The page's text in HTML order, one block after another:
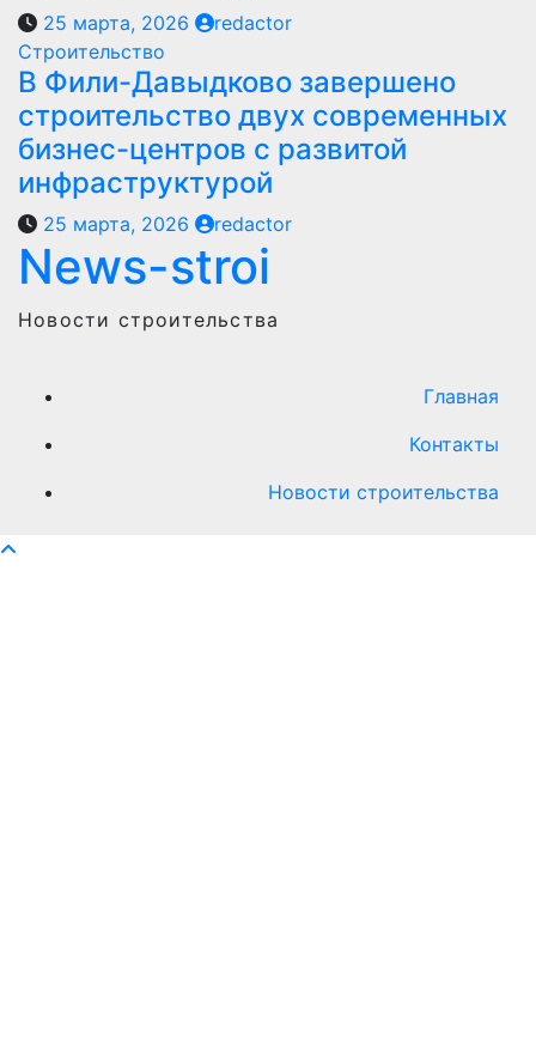
25 марта, 2026
redactor
Строительство
В Фили-Давыдково завершено
строительство двух современных
бизнес-центров с развитой
инфраструктурой
25 марта, 2026 redactor
News-stroi
Новости строительства
Главная
Контакты
Новости строительства